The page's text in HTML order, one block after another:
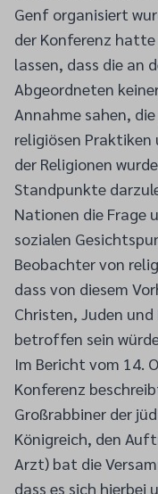
Genf organisiert
der Konferenz
lassen, dass die an
Abgeordneten
Annahme sahen,
religiösen Praktiken
der Religionen
Standpunkte
Nationen die Frage
sozialen
Beobachter von
dass von diesem
Christen, Juden
betroffen sein
Im Bericht vom 14.
Konferenz
Großrabbiner der
Königreich, den
Arzt) bat die
dass es sich hierbei